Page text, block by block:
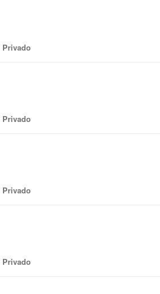
Privado
Privado
Privado
Privado